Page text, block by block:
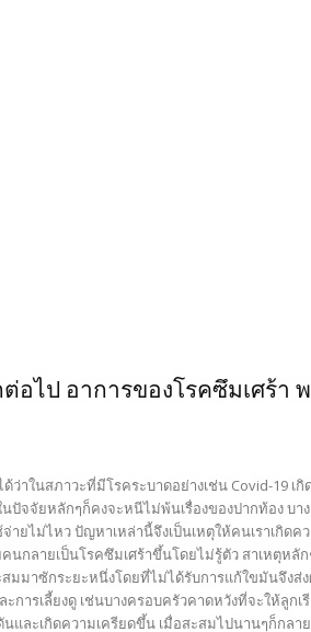
อไป อาการของโรคซึมเศร้า
ว่าในสภาวะที่มีโรคระบาดอย่างเช่น Covid-19 เ
จจัยหลักๆก็คงจะหนีไม่พ้นเรื่องของปากท้อง บา
ยไม่ไหว ปัญหาเหล่านี้จึงเป็นเหตุให้คนเราเกิดค
นกลายเป็นโรคซึมเศร้าขึ้นโดยไม่รู้ตัว สาเหตุหลั
มมาซักระยะหนึ่งโดยที่ไม่ได้รับการแก้ใขมันจึงส่
รเลี้ยงดู เช่นบางครอบครัวคาดหวังที่จะให้ลูกเ
ละเกิดความเครียดขึ้น เมื่อสะสมไปนานๆก็กลา